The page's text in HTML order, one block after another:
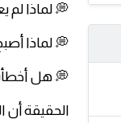
💭 لماذا لم
💭 لماذا
💭 هل
الحقيقة أن